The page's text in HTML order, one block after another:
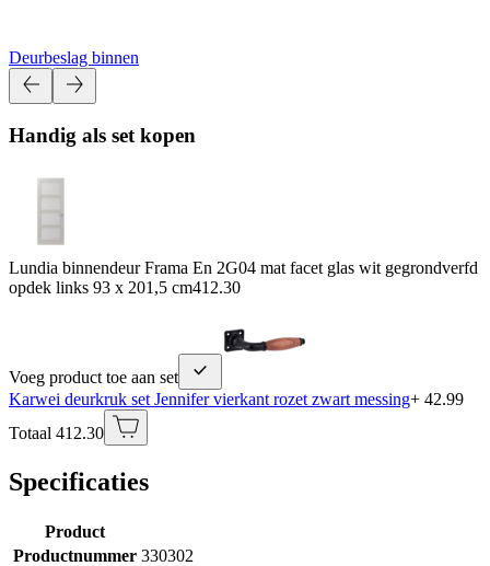
Deurbeslag binnen
Handig als set kopen
Lundia binnendeur Frama En 2G04 mat facet glas wit gegrondverfd
opdek links 93 x 201,5 cm412.30
Voeg product toe aan set
Karwei deurkruk set Jennifer vierkant rozet zwart messing+ 42.99
Totaal 412.30
Specificaties
Product
Productnummer 330302